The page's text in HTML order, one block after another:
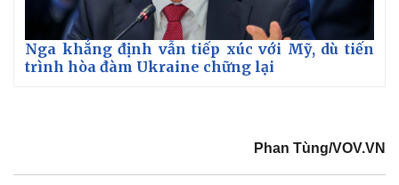
Nga khẳng định vẫn tiếp xúc với Mỹ, dù tiến
trình hòa đàm Ukraine chững lại
Phan Tùng/VOV.VN